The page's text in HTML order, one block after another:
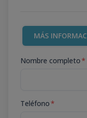
MÁS
Nombre completo*
Teléfono*